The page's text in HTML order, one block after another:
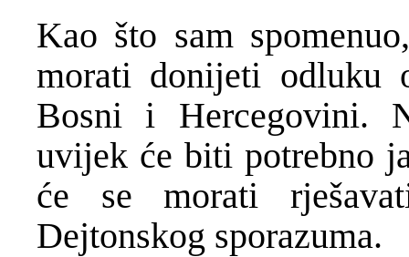
Kao što sam
morati donijeti odluku
Bosni i Hercegovini.
uvijek će biti potrebno
će se morati
Dejtonskog sporazuma.